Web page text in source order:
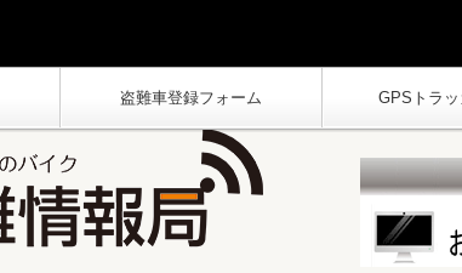
盗難車登録フォーム GPSトラ